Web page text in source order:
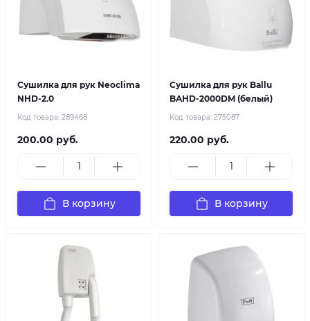
Сушилка для рук Neoclima
NHD-2.0
Код товара: 289468
200.00 руб.
В корзину
Сушилка для рук Ballu
BAHD-2000DM (белый)
Код товара: 275087
220.00 руб.
В корзину